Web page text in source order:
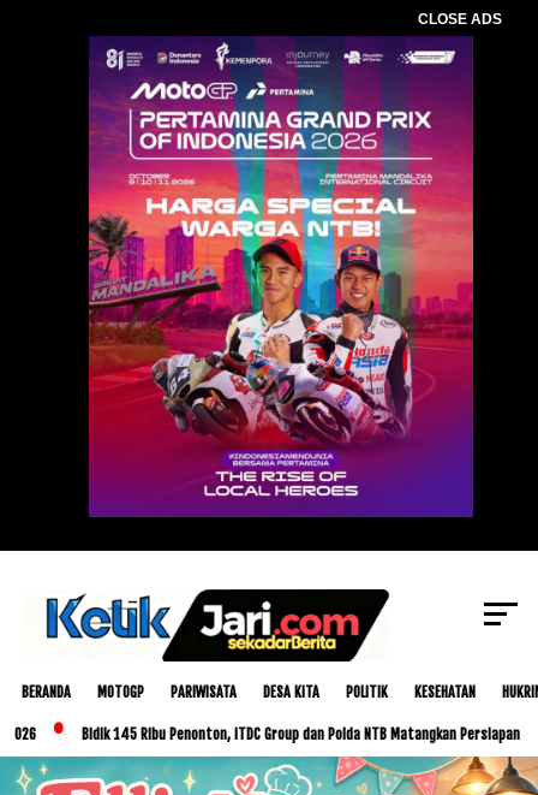
CLOSE ADS
BERANDA MOTOGP PARIWISATA DESA KITA POLITIK KESEHATAN
Bidik 145 Ribu Penonton, ITDC Group dan Polda NTB Matangkan Persiapan MotoGP